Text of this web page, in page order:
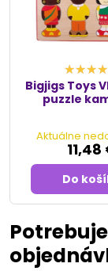
Bigjigs Toys
puzzle
Aktuálne
11,48
Do